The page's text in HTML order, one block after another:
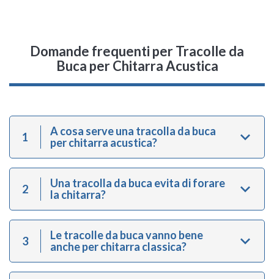
Domande frequenti per Tracolle da
Buca per Chitarra Acustica
1
A cosa serve una tracolla da buca
per chitarra acustica?
2
Una tracolla da buca evita di forare
la chitarra?
3
Le tracolle da buca vanno bene
anche per chitarra classica?